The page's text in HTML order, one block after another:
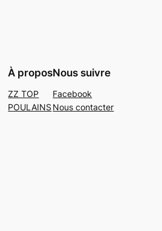
À propos
ZZ TOP
POULAINS
Nous suivre
Facebook
Nous contacter